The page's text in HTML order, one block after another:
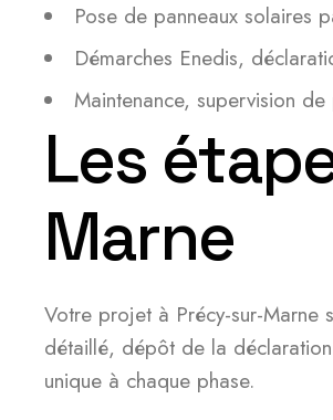
Pose de panneaux solaires
Démarches Enedis,
Maintenance, supervision
Les
Marne
Votre projet à Précy-sur-Marne
détaillé, dépôt de la
unique à chaque phase.